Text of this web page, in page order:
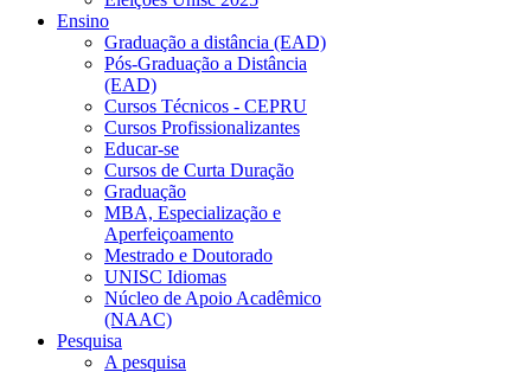
Ensino
Graduação a distância (EAD)
Pós-Graduação a Distância
(EAD)
Cursos Técnicos - CEPRU
Cursos Profissionalizantes
Educar-se
Cursos de Curta Duração
Graduação
MBA, Especialização e
Aperfeiçoamento
Mestrado e Doutorado
UNISC Idiomas
Núcleo de Apoio Acadêmico
(NAAC)
Pesquisa
A pesquisa